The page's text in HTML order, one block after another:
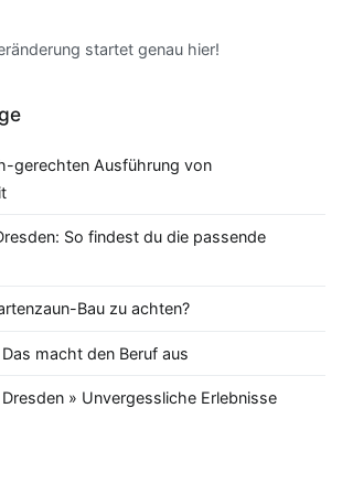
startet genau hier!
gerechten Ausführung von
So findest du die passende
Bau zu achten?
macht den Beruf aus
» Unvergessliche Erlebnisse